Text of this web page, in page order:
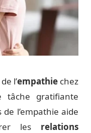
l’empathie chez
gratifiante
l’empathie aide
les relations